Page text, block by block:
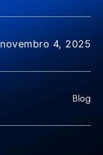
novembro 4, 2025
Blog